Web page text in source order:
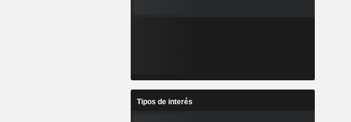
Tipos de interés